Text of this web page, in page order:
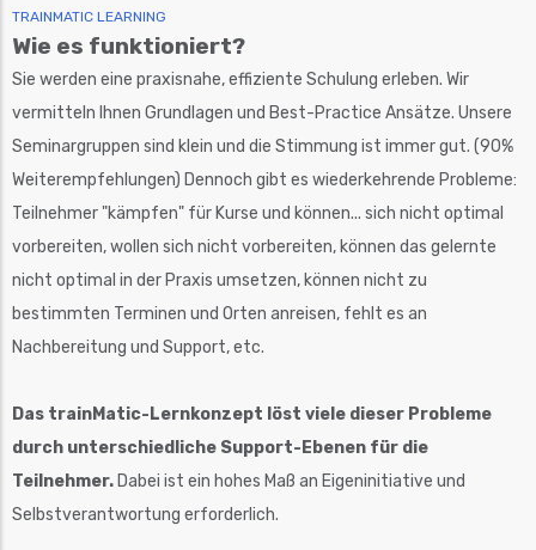
TRAINMATIC LEARNING
Wie es funktioniert?
Sie werden eine praxisnahe, effiziente Schulung erleben. Wir
vermitteln Ihnen Grundlagen und Best-Practice Ansätze. Unsere
Seminargruppen sind klein und die Stimmung ist immer gut. (90%
Weiterempfehlungen) Dennoch gibt es wiederkehrende Probleme:
Teilnehmer "kämpfen" für Kurse und können... sich nicht optimal
vorbereiten, wollen sich nicht vorbereiten, können das gelernte
nicht optimal in der Praxis umsetzen, können nicht zu
bestimmten Terminen und Orten anreisen, fehlt es an
Nachbereitung und Support, etc.
Das trainMatic-Lernkonzept löst viele dieser Probleme
durch unterschiedliche Support-Ebenen für die
Teilnehmer. Dabei ist ein hohes Maß an Eigeninitiative und
Selbstverantwortung erforderlich.